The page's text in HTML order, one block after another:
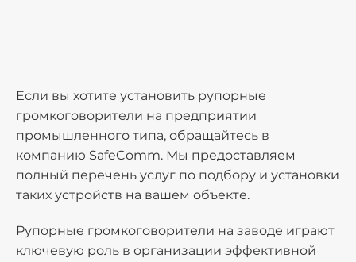
Если вы хотите установить рупорные
громкоговорители на предприятии
промышленного типа, обращайтесь в
компанию SafeComm. Мы предоставляем
полный перечень услуг по подбору и установки
таких устройств на вашем объекте.
Рупорные громкоговорители на заводе играют
ключевую роль в организации эффективной